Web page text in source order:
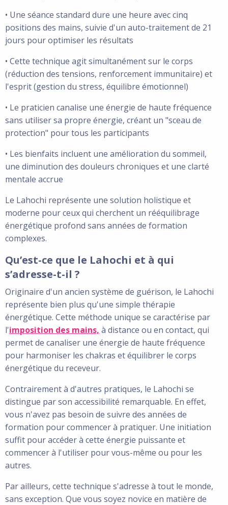
• Une séance standard dure une heure avec cinq
positions des mains, suivie d'un auto-traitement de 21
jours pour optimiser les résultats
• Cette technique agit simultanément sur le corps
(réduction des tensions, renforcement immunitaire) et
l'esprit (gestion du stress, équilibre émotionnel)
• Le praticien canalise une énergie de haute fréquence
sans utiliser sa propre énergie, créant un "sceau de
protection" pour tous les participants
• Les bienfaits incluent une amélioration du sommeil,
une diminution des douleurs chroniques et une clarté
mentale accrue
Le Lahochi représente une solution holistique et
moderne pour ceux qui cherchent un rééquilibrage
énergétique profond sans années de formation
complexes.
Qu’est-ce que le Lahochi et à qui
s’adresse-t-il ?
Originaire d'un ancien système de guérison, le Lahochi
représente bien plus qu'une simple thérapie
énergétique. Cette méthode unique se caractérise par
l'imposition des mains, à distance ou en contact, qui
permet de canaliser une énergie de haute fréquence
pour harmoniser les chakras et équilibrer le corps
énergétique du receveur.
Contrairement à d'autres pratiques, le Lahochi se
distingue par son accessibilité remarquable. En effet,
vous n'avez pas besoin de suivre des années de
formation pour commencer à pratiquer. Une initiation
suffit pour accéder à cette énergie puissante et
commencer à l'utiliser pour vous-même ou pour les
autres.
Par ailleurs, cette technique s'adresse à tout le monde,
sans exception. Que vous soyez novice en matière de